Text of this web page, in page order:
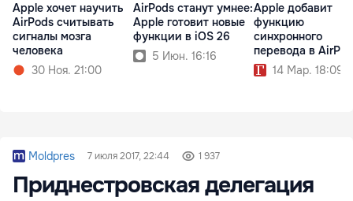
Apple хочет научить
AirPods считывать
сигналы мозга
человека
30 Ноя. 21:00
AirPods станут умнее:
Apple готовит новые
функции в iOS 26
5 Июн. 16:16
Apple добавит
функцию
синхронного
перевода в
14 Мар. 18:09
Moldpres 7 июля 2017, 22:44 1 937
Приднестровская делегация